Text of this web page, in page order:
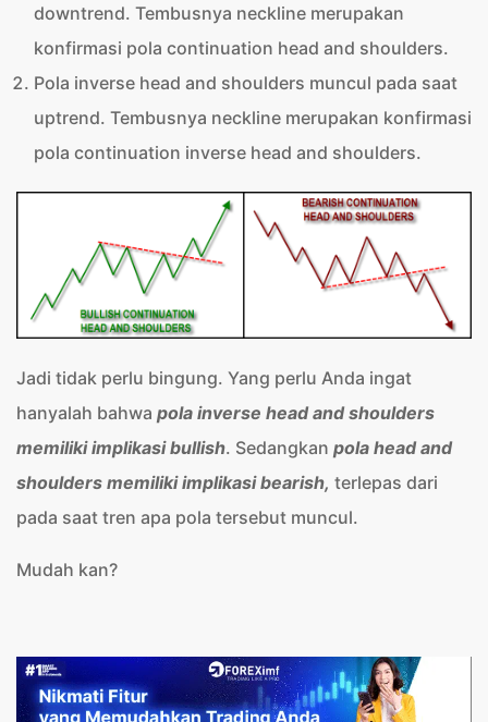
downtrend. Tembusnya neckline merupakan
konfirmasi pola continuation head and shoulders.
Pola inverse head and shoulders muncul pada saat
uptrend. Tembusnya neckline merupakan konfirmasi
pola continuation inverse head and shoulders.
Jadi tidak perlu bingung. Yang perlu Anda ingat
hanyalah bahwa pola inverse head and shoulders
memiliki implikasi bullish. Sedangkan pola head and
shoulders memiliki implikasi bearish, terlepas dari
pada saat tren apa pola tersebut muncul.
Mudah kan?